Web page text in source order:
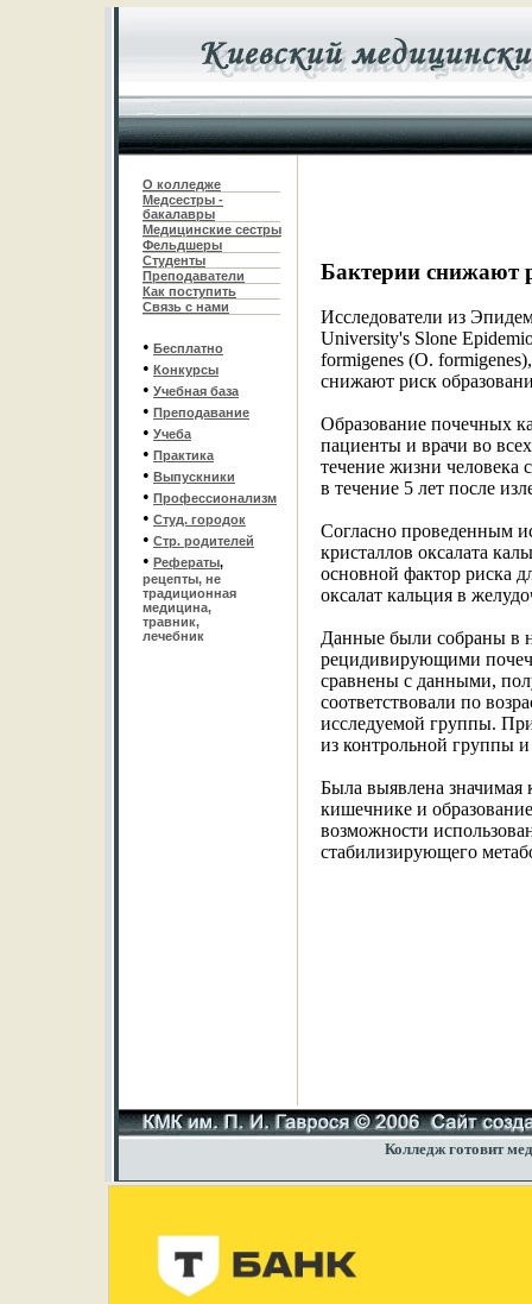
О колледже
Медсестры -
бакалавры
Медицинские сестры
Фельдшеры
Студенты
Преподаватели
Как поступить
Связь с нами
• Бесплатно
• Конкурсы
• Учебная база
• Преподавание
• Учеба
• Практика
• Выпускники
• Профессионализм
• Студ. городок
• Стр. родителей
• Рефераты,
рецепты, не
традиционная
медицина,
травник,
лечебник
Бактерии снижают
Исследователи из
University's Slone
formigenes (O.
снижают риск
Образование почечных
пациенты и врачи во
течение жизни человека
в течение 5 лет после
Согласно проведенным
кристаллов оксалата
основной фактор риска
оксалат кальция в
Данные были собраны в
рецидивирующими
сравнены с данными,
соответствовали по
исследуемой группы.
из контрольной группы
Была выявлена значимая
кишечнике и
возможности
стабилизирующего
Колледж готовит